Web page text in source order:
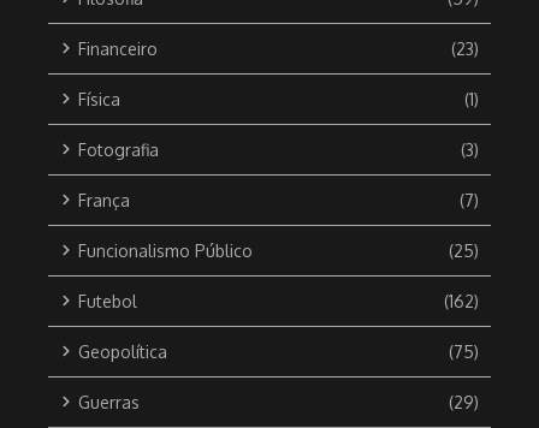
Financeiro (23)
Física (1)
Fotografia (3)
França (7)
Funcionalismo Público (25)
Futebol (162)
Geopolítica (75)
Guerras (29)